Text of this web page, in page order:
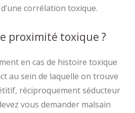
corrélation toxique.
proximité toxique ?
en cas de histoire toxique
au sein de laquelle on trouve
réciproquement séducteur
vous demander malsain